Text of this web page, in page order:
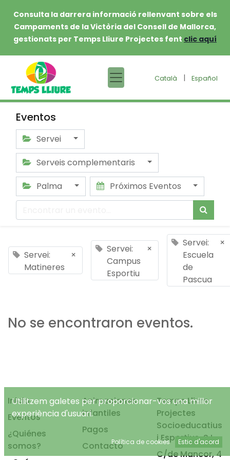
Consulta la darrera informació rellenvant sobre els
Campaments de la Victòria del Consell de Mallorca,
gestionats per Temps Lliure Projectes fent clic aquí
Català | Español
Eventos
Servei
Serveis complementaris
Palma
Próximos Eventos
Servei:
Matineres
×
Servei:
Campus
Esportiu
×
Servei:
Escuela
de
Pascua
×
No se encontraron eventos.
Inicio
Eventos
¿Quiénes
somos?
Animaciones
infantiles
Pagos
Contacto
Temps Lliure
Projectes
Socioeducatius
i Esportius, S.L.
C/de Mancor, 4
Utilitzem galetes per proporcionar-vos una millor
experiència d'usuari.
Política de cookies Estic d'acord